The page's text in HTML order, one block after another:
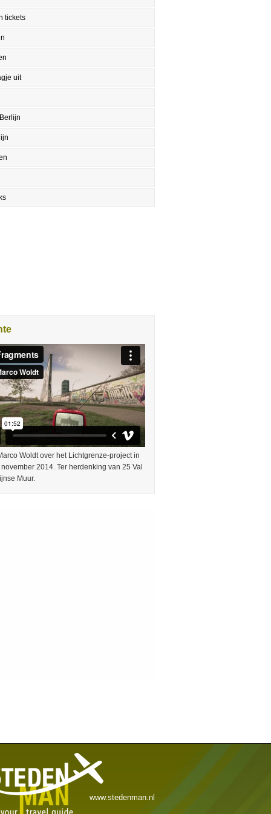
tickets
uit
Woldt over het Lichtgrenze-project in
2014. Ter herdenking van 25 Val
Muur.
www.stedenman.nl